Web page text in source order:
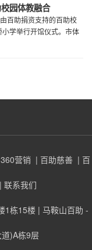
园体教融合
百助捐资支持的百助校
学举行开馆仪式。市体
局华俊局长、 ...
营销 | 百助慈善 | 百
| 联系我们
1栋15楼 | 马鞍山百助 -
)A栋9层